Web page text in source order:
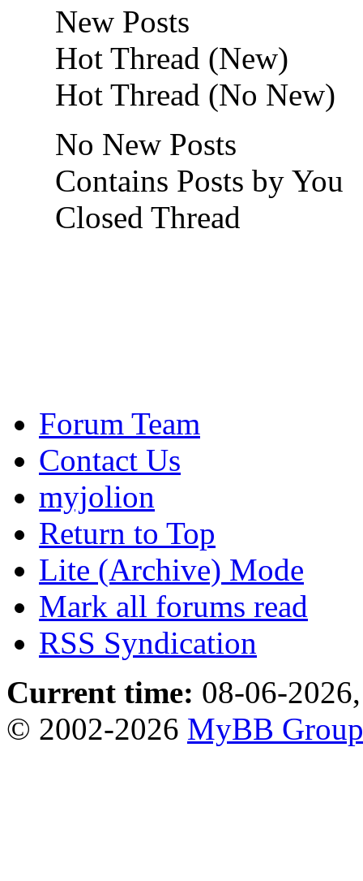
New Posts
Hot Thread (New)
Hot Thread (No New)
No New Posts
Contains Posts by You
Closed Thread
Forum Team
Contact Us
myjolion
Return to Top
Lite (Archive) Mode
Mark all forums read
RSS Syndication
Current time: 08-06-
© 2002-2026 MyBB Group